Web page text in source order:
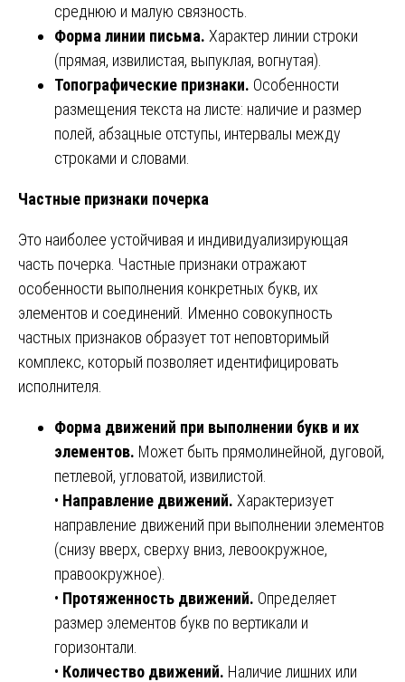
среднюю и малую связность.
Форма линии письма. Характер линии строки
(прямая, извилистая, выпуклая, вогнутая).
Топографические признаки. Особенности
размещения текста на листе: наличие и размер
полей, абзацные отступы, интервалы между
строками и словами.
Частные признаки почерка
Это наиболее устойчивая и индивидуализирующая
часть почерка. Частные признаки отражают
особенности выполнения конкретных букв, их
элементов и соединений. Именно совокупность
частных признаков образует тот неповторимый
комплекс, который позволяет идентифицировать
исполнителя.
Форма движений при выполнении букв и их
элементов. Может быть прямолинейной, дуговой,
петлевой, угловатой, извилистой.
• Направление движений. Характеризует
направление движений при выполнении элементов
(снизу вверх, сверху вниз, левоокружное,
правоокружное).
• Протяженность движений. Определяет
размер элементов букв по вертикали и
горизонтали.
• Количество движений. Наличие лишних или